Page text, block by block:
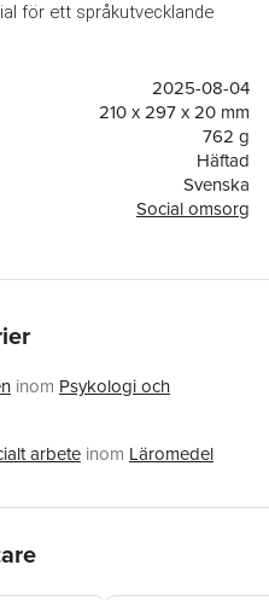
för ett språkutvecklande
liksom elevboken,
lektionsförslag, övningar
till elevbokens
får du ett
att planera och genomföra
vid planerings- och
instuderingsfrågor
och övningar
2025-08-04
210 x 297 x 20 mm
762 g
Häftad
Svenska
Social omsorg
Gleerups Utbildning AB
1, lärarhandledning, Gy25
inom Psykologi och
arbete inom Läromedel